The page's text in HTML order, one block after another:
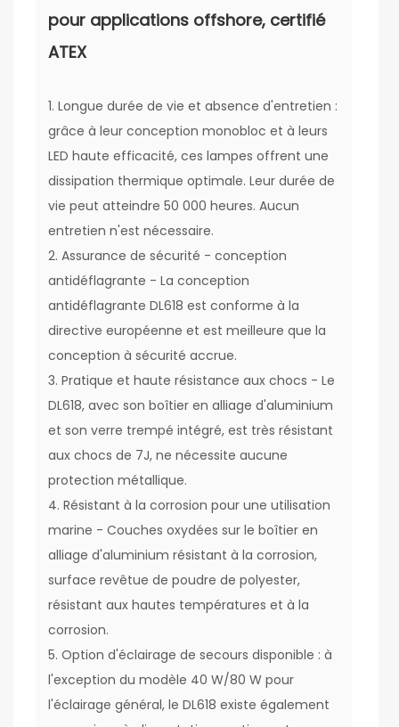
pour applications offshore, certifié
ATEX
1. Longue durée de vie et absence d'entretien :
grâce à leur conception monobloc et à leurs
LED haute efficacité, ces lampes offrent une
dissipation thermique optimale. Leur durée de
vie peut atteindre 50 000 heures. Aucun
entretien n'est nécessaire.
2. Assurance de sécurité - conception
antidéflagrante - La conception
antidéflagrante DL618 est conforme à la
directive européenne et est meilleure que la
conception à sécurité accrue.
3. Pratique et haute résistance aux chocs - Le
DL618, avec son boîtier en alliage d'aluminium
et son verre trempé intégré, est très résistant
aux chocs de 7J, ne nécessite aucune
protection métallique.
4. Résistant à la corrosion pour une utilisation
marine - Couches oxydées sur le boîtier en
alliage d'aluminium résistant à la corrosion,
surface revêtue de poudre de polyester,
résistant aux hautes températures et à la
corrosion.
5. Option d'éclairage de secours disponible : à
l'exception du modèle 40 W/80 W pour
l'éclairage général, le DL618 existe également